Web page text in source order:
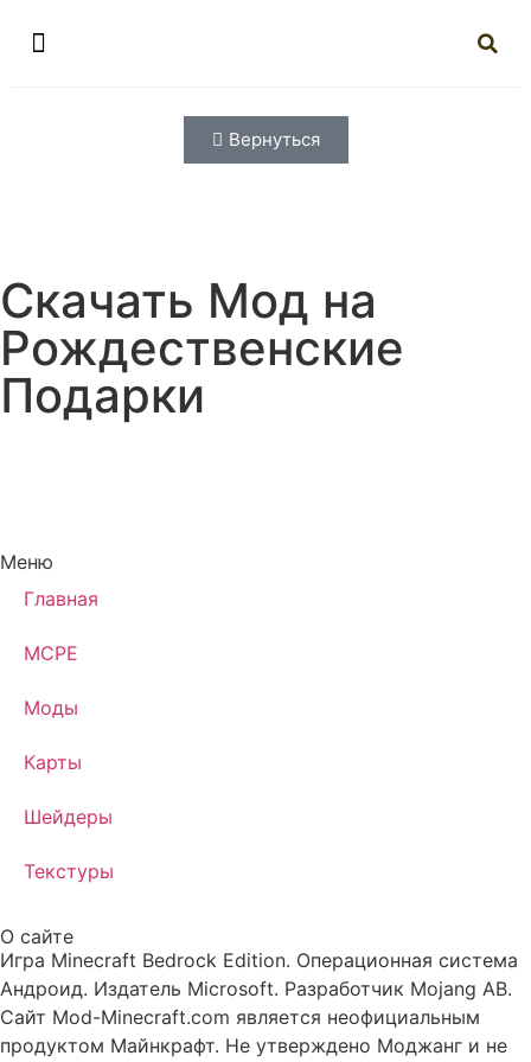
Вернуться
Скачать Мод на
Рождественские
Подарки
Меню
Главная
MCPE
Моды
Карты
Шейдеры
Текстуры
О сайте
Игра Minecraft Bedrock Edition. Операционная система
Андроид. Издатель Microsoft. Разработчик Mojang AB.
Сайт Mod-Minecraft.com является неофициальным
продуктом Майнкрафт. Не утверждено Моджанг и не